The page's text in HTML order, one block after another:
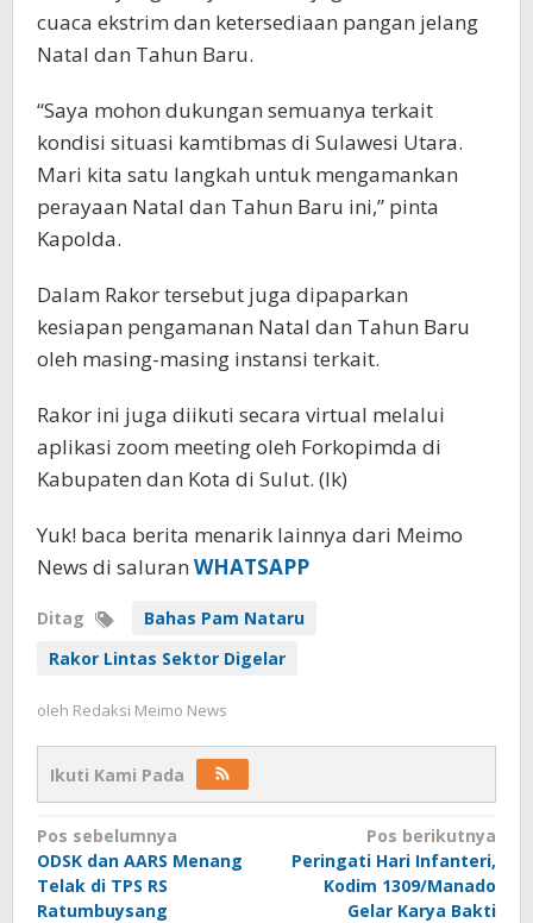
cuaca ekstrim dan ketersediaan pangan jelang
Natal dan Tahun Baru.
“Saya mohon dukungan semuanya terkait
kondisi situasi kamtibmas di Sulawesi Utara.
Mari kita satu langkah untuk mengamankan
perayaan Natal dan Tahun Baru ini,” pinta
Kapolda.
Dalam Rakor tersebut juga dipaparkan
kesiapan pengamanan Natal dan Tahun Baru
oleh masing-masing instansi terkait.
Rakor ini juga diikuti secara virtual melalui
aplikasi zoom meeting oleh Forkopimda di
Kabupaten dan Kota di Sulut. (lk)
Yuk! baca berita menarik lainnya dari Meimo
News di saluran WHATSAPP
Ditag
Bahas Pam Nataru
Rakor Lintas Sektor Digelar
oleh Redaksi Meimo News
Ikuti Kami Pada
Navigasi
pos
Pos sebelumnya
ODSK dan AARS Menang
Telak di TPS RS
Ratumbuysang
Pos berikutnya
Peringati Hari Infanteri,
Kodim 1309/Manado
Gelar Karya Bakti